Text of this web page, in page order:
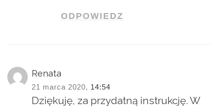
ODPOWIEDZ
Renata
21 marca 2020, 14:54
Dziękuję, za przydatną instrukcję. W